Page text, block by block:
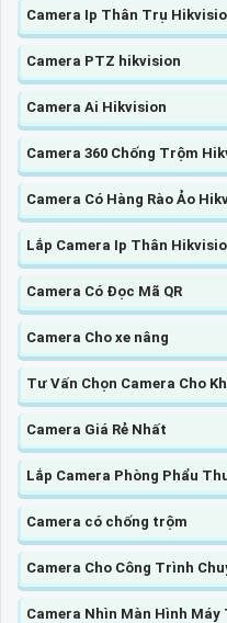
Camera Ip Thân Trụ
Camera PTZ hikvision
Camera Ai Hikvision
Camera 360 Chống Trộm
Camera Có Hàng Rào Ảo
Lắp Camera Ip Thân
Camera Có Đọc Mã QR
Camera Cho xe nâng
Tư Vấn Chọn Camera Cho
Camera Giá Rẻ Nhất
Lắp Camera Phòng Phẩu
Camera có chống trộm
Camera Cho Công Trình
Camera Nhìn Màn Hình Máy